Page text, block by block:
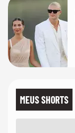
MEUS SHORTS